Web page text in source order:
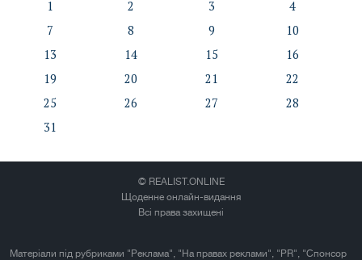
1 2 3
4
7
8 9
10
13
14 15
16
19
20 21
22
25
26 27
28
31
© REALIST.ONLINE
Щоденне онлайн-видання
Всі права захищені
Матеріали під рубриками "Реклама", "На правах реклами", "PR", "Спонсор